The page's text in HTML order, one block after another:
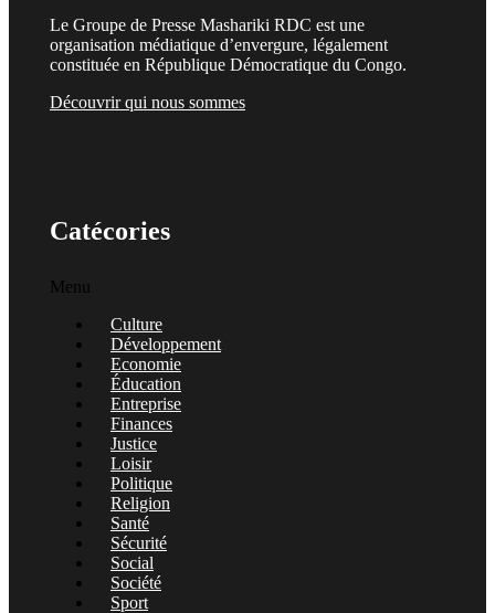
Le Groupe de Presse Mashariki RDC est une
organisation médiatique d’envergure, légalement
constituée en République Démocratique du Congo.
Découvrir qui nous sommes
Catécories
Menu
Culture
Développement
Economie
Éducation
Entreprise
Finances
Justice
Loisir
Politique
Religion
Santé
Sécurité
Social
Société
Sport